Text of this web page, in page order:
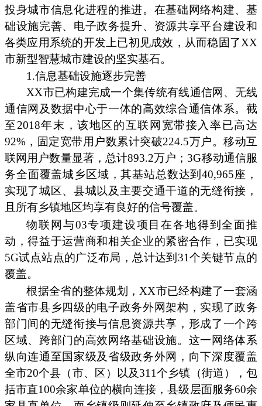
投身城市信息化进程的推进。在基础网络构建、基
础设施完善、电子政务提升、资源共享平台建设和
各类应用系统的开发上已初见成效，从而稳固了XX
市新型智慧城市建设的坚实基石。
1.信息基础设施逐步完善
XX市已构建完成一个集传统有线通信网、无线
通信网及数据中心于一体的高效综合通信体系。截
至2018年末，该地区的互联网宽带接入率已高达
92%，固定宽带用户数累计突破224.5万户。移动互
联网用户数量显著，总计893.2万户；3G移动通信服
务全面覆盖城乡区域，其基站总数达到40,965座，
实现了城区、县城以及主要交通干道的无缝衔接，
且所有乡镇地区均享有良好的信号覆盖。
物联网与03专项建设项目在各地得到全面推
动，得益于运营商和相关企业的紧密合作，已实现
5G试点站点的广泛布局，总计达到31个关键节点的
覆盖。
根据全省的整体规划，XX市已经构建了一套涵
盖省市县乡四级的电子政务外网架构，实现了政务
部门间的无缝衔接与信息资源共享，形成了一个跨
区域、跨部门的高效网络基础设施。这一网络体系
纵向连通至国家级及省级政务外网，向下深度覆盖
全市20个县（市、区）以及311个乡镇（街道），包
括市直100余家单位的横向连接，县级层面服务60余